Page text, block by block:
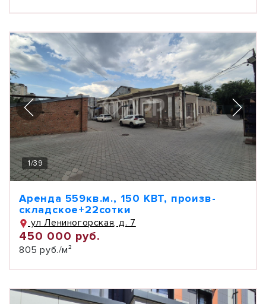
1/39
Аренда 559кв.м., 150 КВТ, произв-
складское+22сотки
ул Лениногорская, д. 7
450 000 руб.
805 руб./м²